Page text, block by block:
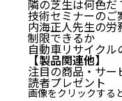
隣の芝生は何色だ
技術セミナーのご
内海正人先生の
制限できるか
自動車リサイクル
【製品関連他】
注目の商品・サー
読者プレゼント
画像をクリックする